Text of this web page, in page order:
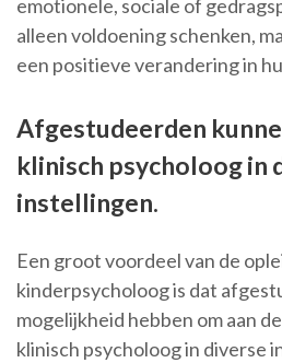
emotionele, sociale of
alleen voldoening schenken,
een positieve verandering in
Afgestudeerden
klinisch psycholoog in
instellingen.
Een groot voordeel van de
kinderpsycholoog is dat
mogelijkheid hebben om aan
klinisch psycholoog in diverse